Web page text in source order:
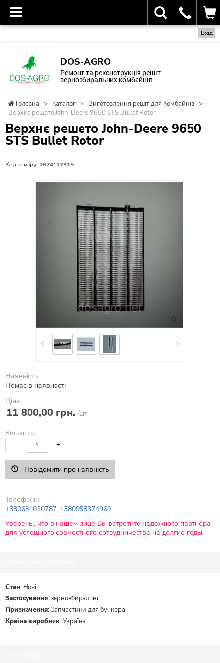
Вхід
DOS-AGRO
Ремонт та реконструкція решіт
зернозбиральних комбайнів
Головна > Каталог > Виготовлення решіт для Комбайнів >
Верхнє решето John-Deere 9650 STS Bullet Rotor
Верхнє решето John-Deere 9650
STS Bullet Rotor
Код товару: 2674127315
Наявність:
Немає в наявності
Ціна :
11 800,00 грн. /шт
Кількість:
- +
Повідомити про наявність
Телефони:
+380681020787, +380958374969
Уверены, что в нашем лице Вы встретите надежного партнера
для успешного совместного сотрудничества на долгие годы.
Стан: Нові
Застосування:зернозбиральні
Призначення:Запчастини для бункера
Країна виробник:Україна